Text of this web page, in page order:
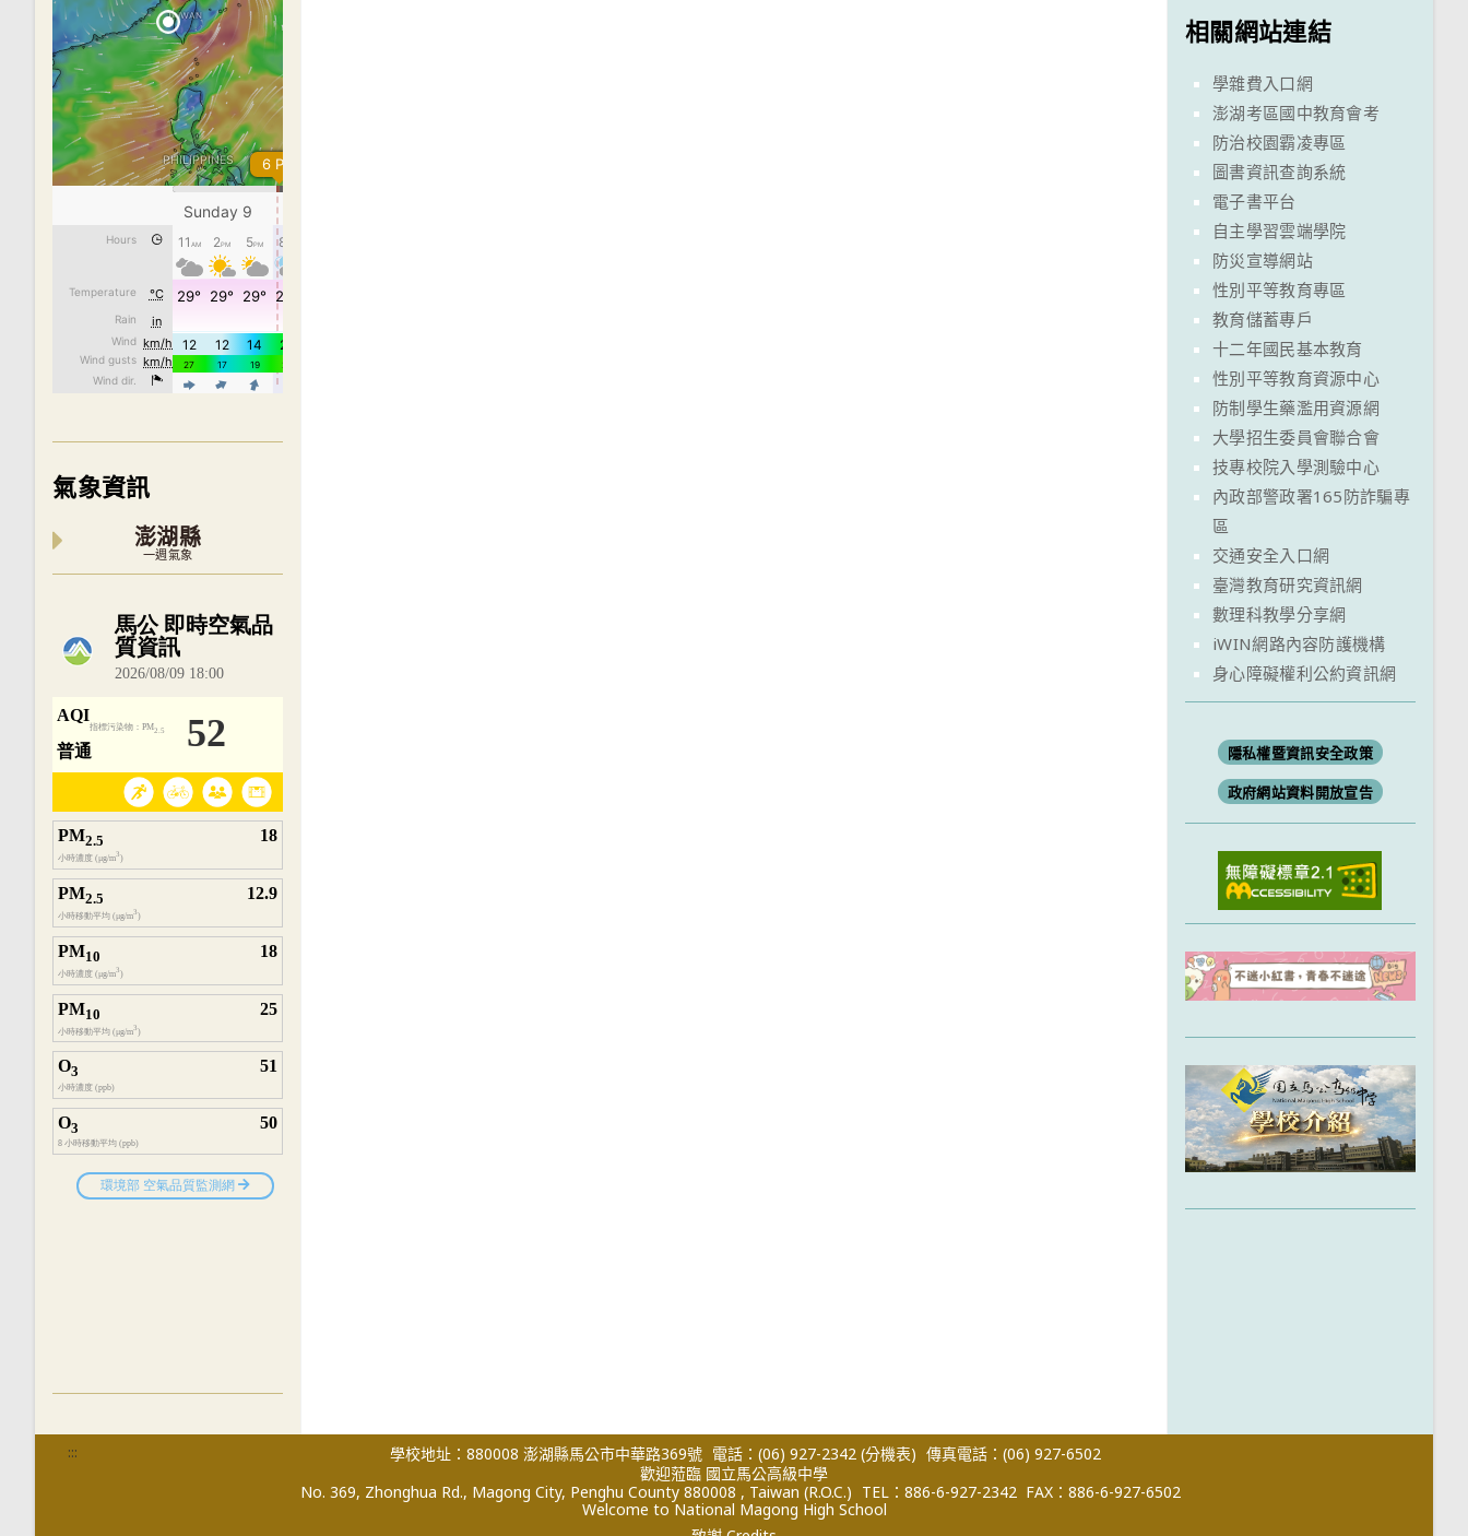
氣象資訊
澎湖縣
一週氣象
內嵌空氣品質小工具為視覺預覽，完整即時空氣品質資料請開啟
相關網站連結
學雜費入口網
澎湖考區國中教育會考
防治校園霸凌專區
圖書資訊查詢系統
電子書平台
自主學習雲端學院
防災宣導網站
性別平等教育專區
教育儲蓄專戶
十二年國民基本教育
性別平等教育資源中心
防制學生藥濫用資源網
大學招生委員會聯合會
技專校院入學測驗中心
內政部警政署165防詐騙專
區
交通安全入口網
臺灣教育研究資訊網
數理科教學分享網
iWIN網路內容防護機構
身心障礙權利公約資訊網
隱私權暨資訊安全政策
政府網站資料開放宣告
::: 學校地址：880008 澎湖縣馬公市中華路369號 電話：(06) 927-2342 (分機表) 傳真電話：(06) 927-6502
歡迎蒞臨 國立馬公高級中學
No. 369, Zhonghua Rd., Magong City, Penghu County 880008 , Taiwan (R.O.C.) TEL：886-6-927-2342 FAX：886-6-927-6502
Welcome to National Magong High School